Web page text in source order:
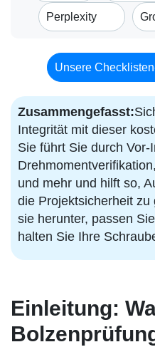
Perplexity
Unsere
Zusammengefasst:
Integrität mit dieser
Sie führt Sie durch
und mehr und hilft so,
die Projektsicherheit
sie herunter, passen
halten Sie Ihre
Einleitung: